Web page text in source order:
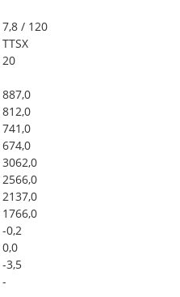
7,8 / 120
TTSX
20
887,0
812,0
741,0
674,0
3062,0
2566,0
2137,0
1766,0
-0,2
0,0
-3,5
-